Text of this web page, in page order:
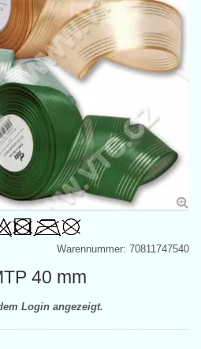
Warennummer: 70811747540
40 mm
Login angezeigt.